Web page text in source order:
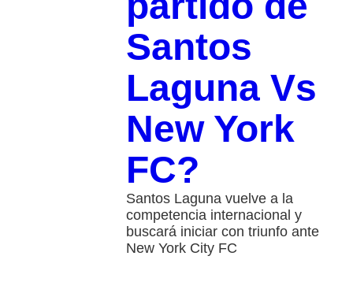
Santos
Laguna Vs
New York
FC?
Santos Laguna vuelve a la
competencia internacional y
buscará iniciar con triunfo ante
New York City FC